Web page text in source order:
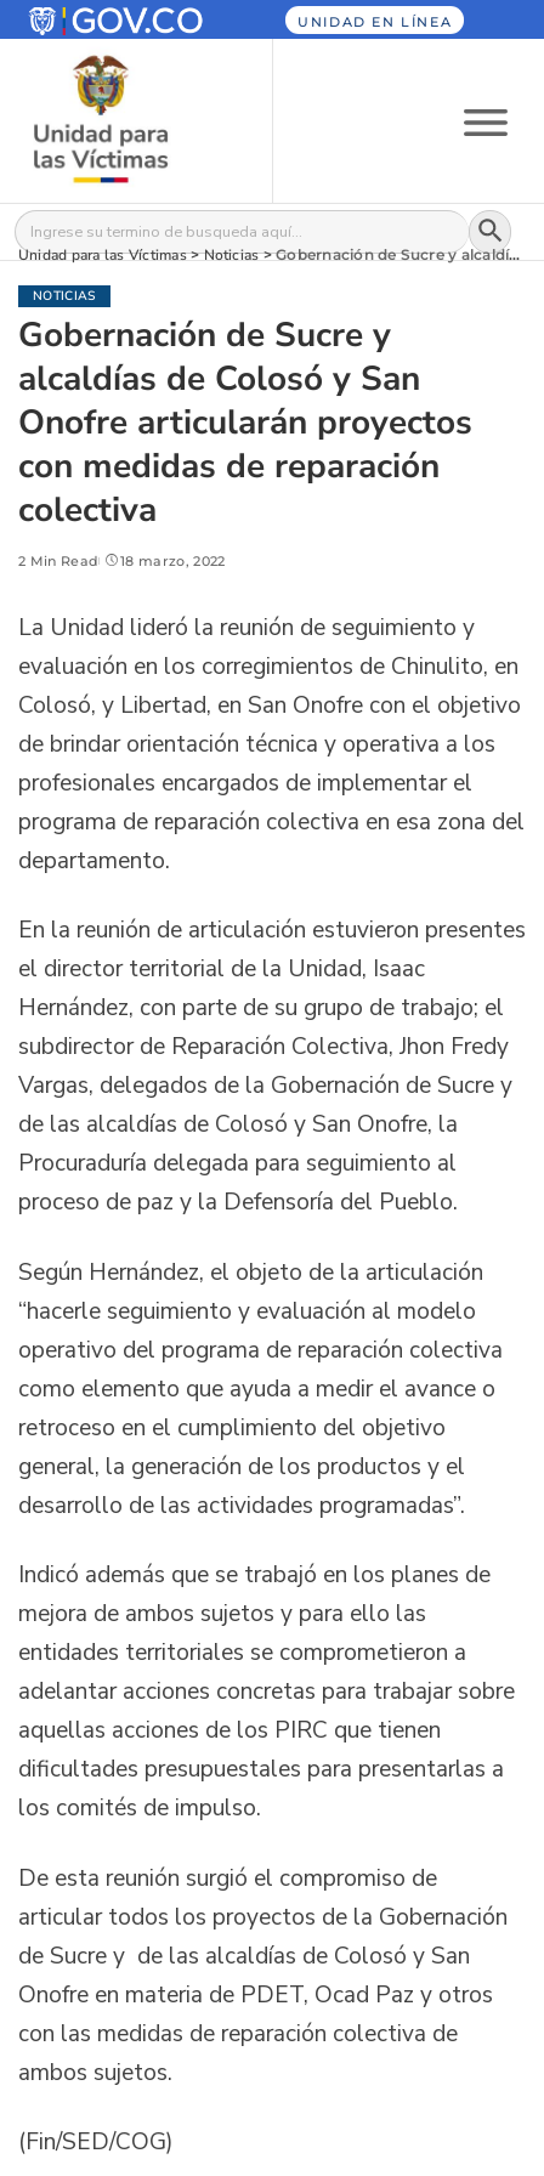
UNIDAD EN LÍNEA
Buscar: Botón
Unidad para las Víctimas>Noticias>Gobernación de Sucre y alcaldías de Colosó y San Onofre articularán proyectos con medidas de reparación colectiva
NOTICIAS
Gobernación de Sucre y
alcaldías de Colosó y San
Onofre articularán proyectos
con medidas de reparación
colectiva
2 Min Read 18 marzo, 2022
La Unidad lideró la reunión de seguimiento y
evaluación en los corregimientos de Chinulito, en
Colosó, y Libertad, en San Onofre con el objetivo
de brindar orientación técnica y operativa a los
profesionales encargados de implementar el
programa de reparación colectiva en esa zona del
departamento.
En la reunión de articulación estuvieron presentes
el director territorial de la Unidad, Isaac
Hernández, con parte de su grupo de trabajo; el
subdirector de Reparación Colectiva, Jhon Fredy
Vargas, delegados de la Gobernación de Sucre y
de las alcaldías de Colosó y San Onofre, la
Procuraduría delegada para seguimiento al
proceso de paz y la Defensoría del Pueblo.
Según Hernández, el objeto de la articulación
“hacerle seguimiento y evaluación al modelo
operativo del programa de reparación colectiva
como elemento que ayuda a medir el avance o
retroceso en el cumplimiento del objetivo
general, la generación de los productos y el
desarrollo de las actividades programadas”.
Indicó además que se trabajó en los planes de
mejora de ambos sujetos y para ello las
entidades territoriales se comprometieron a
adelantar acciones concretas para trabajar sobre
aquellas acciones de los PIRC que tienen
dificultades presupuestales para presentarlas a
los comités de impulso.
De esta reunión surgió el compromiso de
articular todos los proyectos de la Gobernación
de Sucre y de las alcaldías de Colosó y San
Onofre en materia de PDET, Ocad Paz y otros
con las medidas de reparación colectiva de
ambos sujetos.
(Fin/SED/COG)